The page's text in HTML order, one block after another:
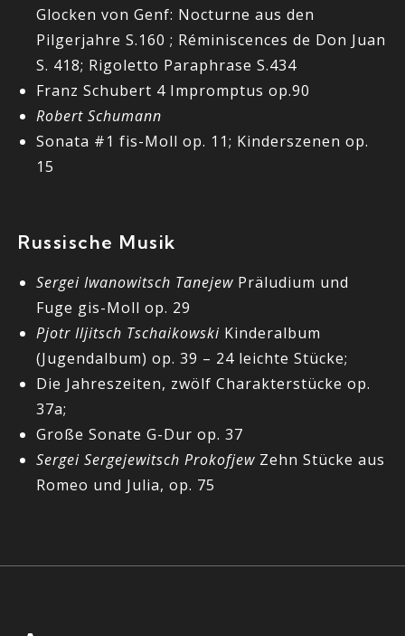
Glocken von Genf: Nocturne aus den
Pilgerjahre S.160 ; Réminiscences de Don Juan
S. 418; Rigoletto Paraphrase S.434
Franz Schubert 4 Impromptus op.90
Robert Schumann
Sonata #1 fis-Moll op. 11; Kinderszenen op.
15
Russische Musik
Sergei Iwanowitsch Tanejew Präludium und
Fuge gis-Moll op. 29
Pjotr Iljitsch Tschaikowski Kinderalbum
(Jugendalbum) op. 39 – 24 leichte Stücke;
Die Jahreszeiten, zwölf Charakterstücke op.
37a;
Große Sonate G-Dur op. 37
Sergei Sergejewitsch Prokofjew Zehn Stücke aus
Romeo und Julia, op. 75